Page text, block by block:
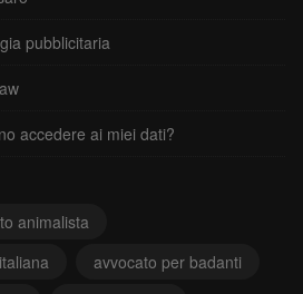
pubblicitaria
accedere ai miei dati?
animalista
avvocato per badanti